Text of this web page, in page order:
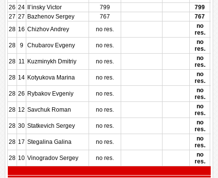
26 24 Il’insky Victor 799
799
27 27 Bazhenov Sergey 767
767
28 16 Chizhov Andrey no res.
no
res.
28
9 Chubarov Evgeny no res.
no
res.
28 11 Kuzminykh Dmitriy no res.
no
res.
28 14 Kotyukova Marina no res.
no
res.
28 26 Rybakov Evgeniy no res.
no
res.
28 12 Savchuk Roman no res.
no
res.
28 30 Statkevich Sergey no res.
no
res.
28 17 Stegalina Galina no res.
no
res.
28 10 Vinogradov Sergey no res.
no
res.